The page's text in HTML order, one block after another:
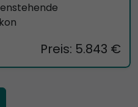
Preis: 5.843 €